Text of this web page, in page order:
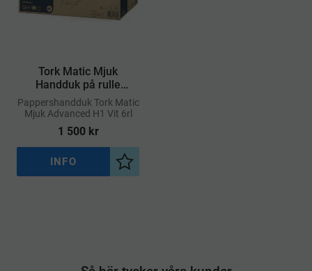
Tork Matic Mjuk
Handduk på rulle
Advanced H1
​Pappershandduk Tork Matic
Mjuk Advanced H1 Vit 6rl
1 500kr
Lägg till i önskelista
INFO